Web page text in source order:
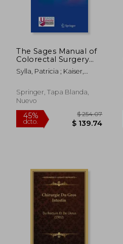
45% $ 292.42
The Sages Manual of
Colorectal Surgery
(en Inglés)
Sylla, Patricia ; Kaiser,
Daniel
Springer, Tapa Blanda,
Nuevo